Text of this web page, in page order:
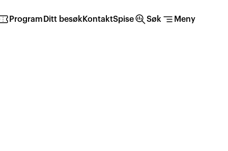
Program Ditt besøkKontaktSpisesearch_insightsSøk segment Meny